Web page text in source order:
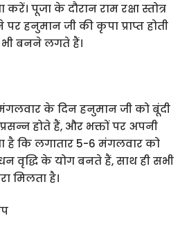
पूजा के दौरान राम रक्षा स्तोत्र
हनुमान जी की कृपा प्राप्त होती
बनने लगते हैं।
के दिन हनुमान जी को बूंदी
होते हैं, और भक्तों पर अपनी
है कि लगातार 5-6 मंगलवार को
वृद्धि के योग बनते हैं, साथ ही सभी
मिलता है।